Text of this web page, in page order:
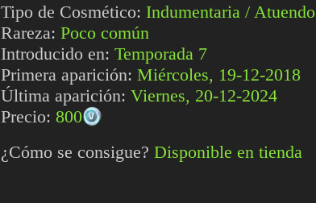
Tipo de Cosmético: Indumentaria / Atuendo
Rareza: Poco común
Introducido en: Temporada 7
Primera aparición: Miércoles, 19-12-2018
Última aparición: Viernes, 20-12-2024
Precio: 800
¿Cómo se consigue? Disponible en tienda